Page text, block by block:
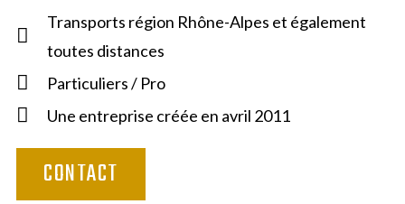
Transports région Rhône-Alpes et également
toutes distances
Particuliers / Pro
Une entreprise créée en avril 2011
CONTACT